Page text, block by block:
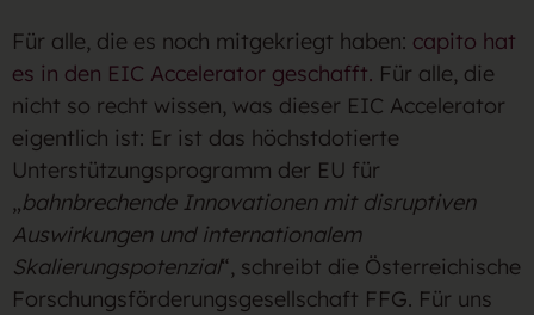
Für alle, die es noch mitgekriegt haben: capito hat
es in den EIC Accelerator geschafft. Für alle, die
nicht so recht wissen, was dieser EIC Accelerator
eigentlich ist: Er ist das höchstdotierte
Unterstützungsprogramm der EU für
„bahnbrechende Innovationen mit disruptiven
Auswirkungen und internationalem
Skalierungspotenzial“, schreibt die Österreichische
Forschungsförderungsgesellschaft FFG. Für uns